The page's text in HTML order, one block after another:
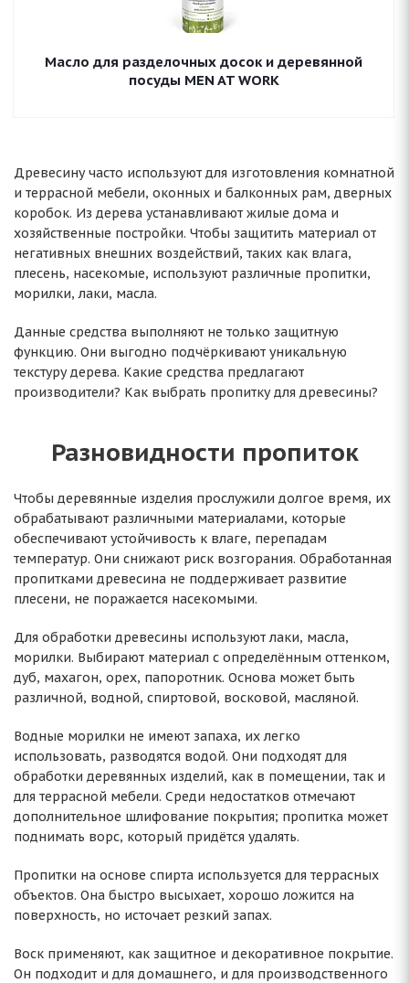
Масло для разделочных досок и деревянной
посуды MEN AT WORK
Древесину часто используют для изготовления комнатной
и террасной мебели, оконных и балконных рам, дверных
коробок. Из дерева устанавливают жилые дома и
хозяйственные постройки. Чтобы защитить материал от
негативных внешних воздействий, таких как влага,
плесень, насекомые, используют различные пропитки,
морилки, лаки, масла.
Данные средства выполняют не только защитную
функцию. Они выгодно подчёркивают уникальную
текстуру дерева. Какие средства предлагают
производители? Как выбрать пропитку для древесины?
Разновидности пропиток
Чтобы деревянные изделия прослужили долгое время, их
обрабатывают различными материалами, которые
обеспечивают устойчивость к влаге, перепадам
температур. Они снижают риск возгорания. Обработанная
пропитками древесина не поддерживает развитие
плесени, не поражается насекомыми.
Для обработки древесины используют лаки, масла,
морилки. Выбирают материал с определённым оттенком,
дуб, махагон, орех, папоротник. Основа может быть
различной, водной, спиртовой, восковой, масляной.
Водные морилки не имеют запаха, их легко
использовать, разводятся водой. Они подходят для
обработки деревянных изделий, как в помещении, так и
для террасной мебели. Среди недостатков отмечают
дополнительное шлифование покрытия; пропитка может
поднимать ворс, который придётся удалять.
Пропитки на основе спирта используется для террасных
объектов. Она быстро высыхает, хорошо ложится на
поверхность, но источает резкий запах.
Воск применяют, как защитное и декоративное покрытие.
Он подходит и для домашнего, и для производственного